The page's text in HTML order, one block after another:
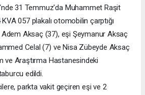
31 Temmuz'da Muhammet Raşit
KVA 057 plakalı otomobilin çarptığı
Aksaç (37), eşi Şeymanur Aksaç
Celal (7) ve Nisa Zübeyde Aksaç
ve Araştırma Hastanesindeki
edildi.
parkta vakit geçiren eşi ve 2